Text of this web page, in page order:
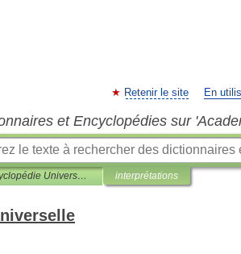
Retenir le site En
et Encyclopédies sur
Encyclopédie Universelle interprétations